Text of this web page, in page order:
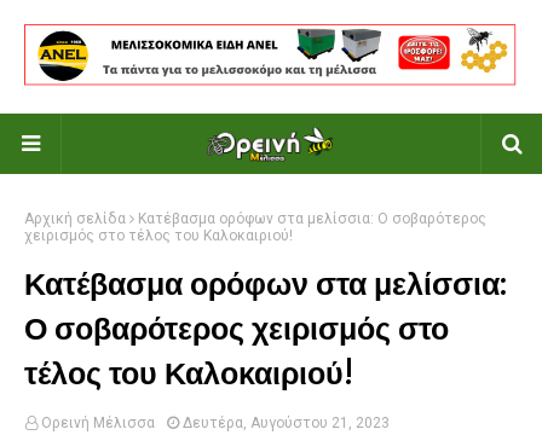
Αρχική σελίδα
Κατέβασμα ορόφων στα μελίσσια: Ο σοβαρότερος
χειρισμός στο τέλος του Καλοκαιριού!
Κατέβασμα ορόφων στα μελίσσια:
Ο σοβαρότερος χειρισμός στο
τέλος του Καλοκαιριού!
Ορεινή Μέλισσα Δευτέρα, Αυγούστου 21, 2023